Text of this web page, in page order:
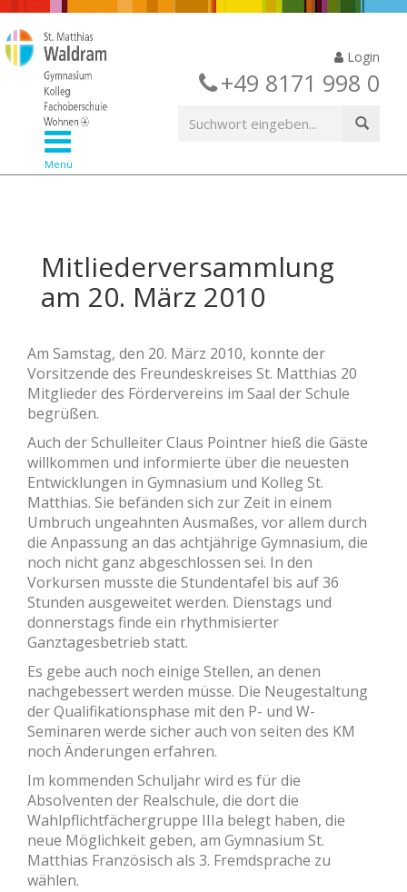
Login
+49 8171 998 0
Menü
Mitliederversammlung
am 20. März 2010
Am Samstag, den 20. März 2010, konnte der
Vorsitzende des Freundeskreises St. Matthias 20
Mitglieder des Fördervereins im Saal der Schule
begrüßen.
Auch der Schulleiter Claus Pointner hieß die Gäste
willkommen und informierte über die neuesten
Entwicklungen in Gymnasium und Kolleg St.
Matthias. Sie befänden sich zur Zeit in einem
Umbruch ungeahnten Ausmaßes, vor allem durch
die Anpassung an das achtjährige Gymnasium, die
noch nicht ganz abgeschlossen sei. In den
Vorkursen musste die Stundentafel bis auf 36
Stunden ausgeweitet werden. Dienstags und
donnerstags finde ein rhythmisierter
Ganztagesbetrieb statt.
Es gebe auch noch einige Stellen, an denen
nachgebessert werden müsse. Die Neugestaltung
der Qualifikationsphase mit den P- und W-
Seminaren werde sicher auch von seiten des KM
noch Änderungen erfahren.
Im kommenden Schuljahr wird es für die
Absolventen der Realschule, die dort die
Wahlpflichtfächergruppe IIIa belegt haben, die
neue Möglichkeit geben, am Gymnasium St.
Matthias Französisch als 3. Fremdsprache zu
wählen.